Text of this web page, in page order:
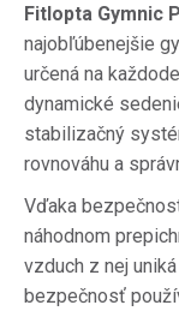
Fitlopta Gymnic
najobľúbenejšie
určená na
dynamické
stabilizačný
rovnováhu a
Vďaka
náhodnom
vzduch z nej
bezpečnosť